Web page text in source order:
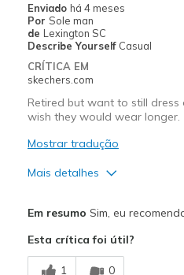
Melhores utilizações
Travel
Width
Feels true
Sizing
Enviado há 4 meses
Por Sole man
de Lexington SC
Describe Yourself Casual
CRÍTICA EM
skechers.com
Retired but want to still dress
wish they would wear longer.
Mostrar tradução
Mais detalhes
Comfortable
Em resumo Sim, eu
Esta crítica foi útil?
1 0